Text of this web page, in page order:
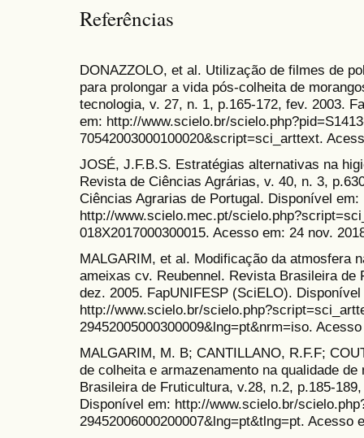
Referências
DONAZZOLO, et al. Utilização de filmes de
para prolongar a vida pós-colheita de
tecnologia, v. 27, n. 1, p.165-172, fev. 2003.
em: http://www.scielo.br/
70542003000100020&script=sci_arttext.
JOSÉ, J.F.B.S. Estratégias alternativas na
Revista de Ciências Agrárias, v. 40, n. 3,
Ciências Agrarias de Portugal. Disponível em:
http://www.scielo.mec.pt/
018X2017000300015. Acesso em: 24 nov.
MALGARIM, et al. Modificação da atmosfera
ameixas cv. Reubennel. Revista Brasileira de
dez. 2005. FapUNIFESP (SciELO). Disponível
http://www.scielo.br/
29452005000300009&lng=pt&nrm=iso.
MALGARIM, M. B; CANTILLANO, R.F.F;
de colheita e armazenamento na qualidade
Brasileira de Fruticultura, v.28, n.2, p.185-
Disponível em: http://www.scielo.br/
29452006000200007&lng=pt&tlng=pt. Acesso